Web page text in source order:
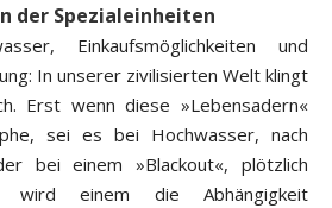
der Spezialeinheiten
Einkaufsmöglichkeiten und
In unserer zivilisierten Welt klingt
Erst wenn diese »Lebensadern«
sei es bei Hochwasser, nach
bei einem »Blackout«, plötzlich
wird einem die Abhängigkeit